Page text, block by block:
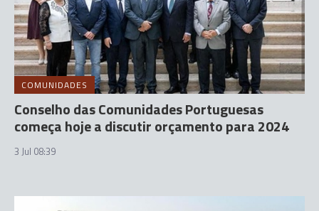
COMUNIDADES
Conselho das Comunidades Portuguesas
começa hoje a discutir orçamento para 2024
3 Jul 08:39